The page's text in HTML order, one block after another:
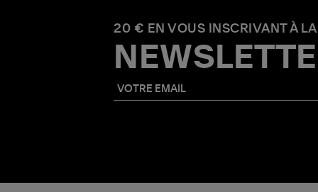
20 € EN VOUS INSCRIVANT À LA